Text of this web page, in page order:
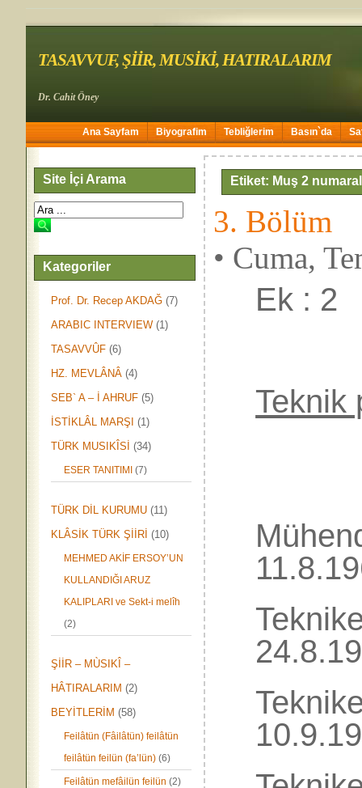
TASAVVUF, ŞİİR, MUSİKİ, HATIRALARIM
Dr. Cahit Öney
Ana Sayfam Biyografim Tebliğlerim Basın`da
Site İçi Arama
Kategoriler
Prof. Dr. Recep AKDAĞ (7)
ARABIC INTERVIEW (1)
TASAVVÛF (6)
HZ. MEVLÂNÂ (4)
SEB` A – İ AHRUF (5)
İSTİKLÂL MARŞI (1)
TÜRK MUSIKÎSİ (34)
ESER TANITIMI (7)
TÜRK DİL KURUMU (11)
KLÂSİK TÜRK ŞİİRİ (10)
MEHMED AKİF ERSOY’UN
KULLANDIĞI ARUZ
KALIPLARI ve Sekt-i melîh
(2)
ŞİİR – MÙSIKÎ –
HÂTIRALARIM (2)
BEYİTLERİM (58)
Feilâtün (Fâilâtün) feilâtün
feilâtün feilün (fa’lün) (6)
Feilâtün mefâilün feilün (2)
Etiket: Muş 2
3. Bölüm
• Cuma,
Ek : 2